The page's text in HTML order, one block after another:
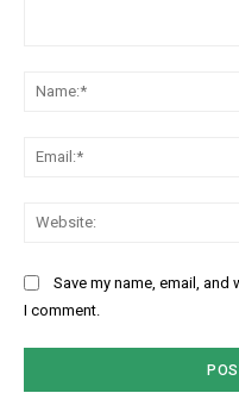
Save my name, email,
I comment.